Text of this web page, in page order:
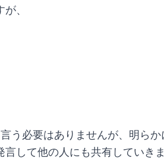
、
う必要はありませんが、明ら
して他の人にも共有していき